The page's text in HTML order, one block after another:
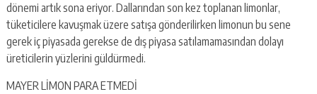
dönemi artık sona eriyor. Dallarından son kez toplanan limonlar,
tüketicilere kavuşmak üzere satışa gönderilirken limonun bu sene
gerek iç piyasada gerekse de dış piyasa satılamamasından dolayı
üreticilerin yüzlerini güldürmedi.
MAYER LİMON PARA ETMEDİ